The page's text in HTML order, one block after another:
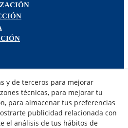
y de terceros para mejorar
técnicas, para mejorar tu
para almacenar tus preferencias
publicidad relacionada con
el análisis de tus hábitos de